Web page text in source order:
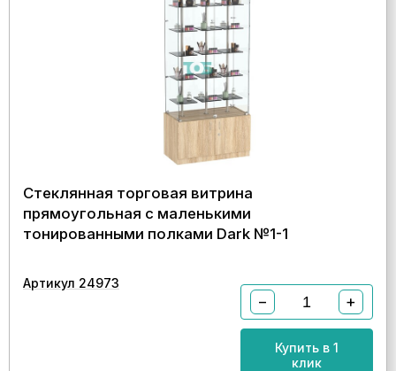
Стеклянная торговая витрина
прямоугольная с маленькими
тонированными полками Dark №1-1
Артикул 24973
− +
Купить в 1
клик